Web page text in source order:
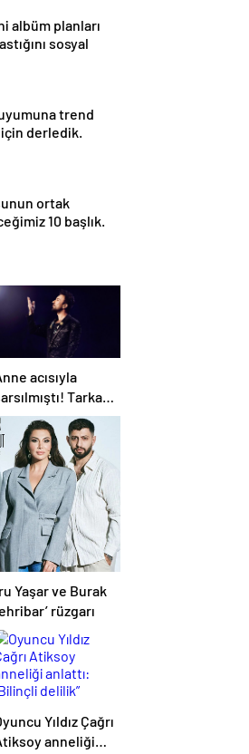
albüm planları
sosyal
trend
derledik.
ortak
10 başlık.
acısıyla
Tarkan,
neden
açıkladı
Yaşar ve Burak
rüzgarı
Yıldız Çağrı
anneliği